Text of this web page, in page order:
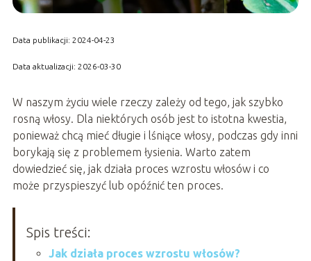
Data publikacji: 2024-04-23
Data aktualizacji: 2026-03-30
W naszym życiu wiele rzeczy zależy od tego, jak szybko
rosną włosy. Dla niektórych osób jest to istotna kwestia,
ponieważ chcą mieć długie i lśniące włosy, podczas gdy inni
borykają się z problemem łysienia. Warto zatem
dowiedzieć się, jak działa proces wzrostu włosów i co
może przyspieszyć lub opóźnić ten proces.
Spis treści:
Jak działa proces wzrostu włosów?